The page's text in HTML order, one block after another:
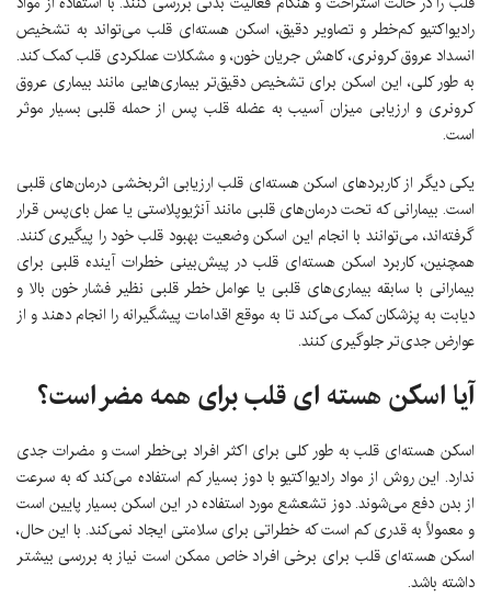
رادیواکتیو کم‌خطر و تصاویر دقیق، اسکن هسته‌ای قلب می‌تواند به تشخیص
انسداد عروق کرونری، کاهش جریان خون، و مشکلات عملکردی قلب کمک کند.
به طور کلی، این اسکن برای تشخیص دقیق‌تر بیماری‌هایی مانند بیماری عروق
کرونری و ارزیابی میزان آسیب به عضله قلب پس از حمله قلبی بسیار موثر
است.
یکی دیگر از کاربردهای اسکن هسته‌ای قلب ارزیابی اثربخشی درمان‌های قلبی
است. بیمارانی که تحت درمان‌های قلبی مانند آنژیوپلاستی یا عمل بای‌پس قرار
گرفته‌اند، می‌توانند با انجام این اسکن وضعیت بهبود قلب خود را پیگیری کنند.
همچنین، کاربرد اسکن هسته‌ای قلب در پیش‌بینی خطرات آینده قلبی برای
بیمارانی با سابقه بیماری‌های قلبی یا عوامل خطر قلبی نظیر فشار خون بالا و
دیابت به پزشکان کمک می‌کند تا به موقع اقدامات پیشگیرانه را انجام دهند و از
عوارض جدی‌تر جلوگیری کنند.
آیا اسکن هسته ای قلب برای همه مضر است؟
اسکن هسته‌ای قلب به طور کلی برای اکثر افراد بی‌خطر است و مضرات جدی
ندارد. این روش از مواد رادیواکتیو با دوز بسیار کم استفاده می‌کند که به سرعت
از بدن دفع می‌شوند. دوز تشعشع مورد استفاده در این اسکن بسیار پایین است
و معمولاً به قدری کم است که خطراتی برای سلامتی ایجاد نمی‌کند. با این حال،
اسکن هسته‌ای قلب برای برخی افراد خاص ممکن است نیاز به بررسی بیشتر
داشته باشد.